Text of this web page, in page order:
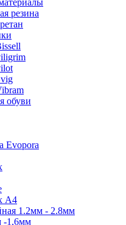
резина
обуви
Evopora
А4
1.2мм - 2.8мм
-1,6мм